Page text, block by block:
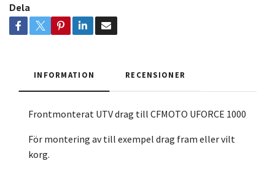
Dela
INFORMATION RECENSIONER
Frontmonterat UTV drag till CFMOTO UFORCE 1000
För montering av till exempel drag fram eller vilt
korg.